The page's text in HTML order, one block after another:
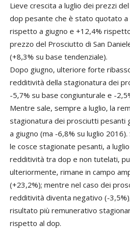
Lieve crescita a luglio dei prezzi
dop pesante che è stato quotato
rispetto a giugno e +12,4%
prezzo del Prosciutto di San
(+8,3% su base tendenziale).
Dopo giugno, ulteriore forte
redditività della stagionatura dei
-5,7% su base congiunturale e -
Mentre sale, sempre a luglio, la
stagionatura dei prosciutti pesanti
a giugno (ma -6,8% su luglio
le cosce stagionate pesanti, a
redditività tra dop e non tutelati,
ulteriormente, rimane in campo
(+23,2%); mentre nel caso dei
redditività diventa negativo (-
risultato più remunerativo
rispetto al dop.